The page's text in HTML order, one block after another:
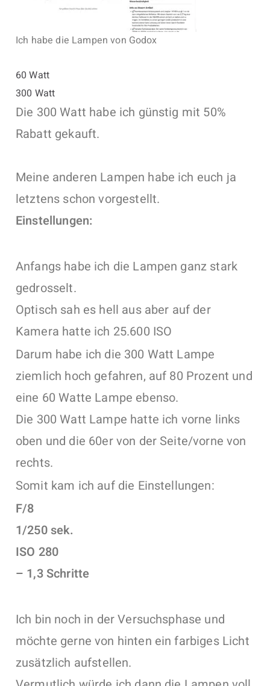
Ich habe die Lampen von Godox
60 Watt
300 Watt
Die 300 Watt habe ich günstig mit 50%
Rabatt gekauft.
Meine anderen Lampen habe ich euch ja
letztens schon vorgestellt.
Einstellungen:
Anfangs habe ich die Lampen ganz stark
gedrosselt.
Optisch sah es hell aus aber auf der
Kamera hatte ich 25.600 ISO
Darum habe ich die 300 Watt Lampe
ziemlich hoch gefahren, auf 80 Prozent und
eine 60 Watte Lampe ebenso.
Die 300 Watt Lampe hatte ich vorne links
oben und die 60er von der Seite/vorne von
rechts.
Somit kam ich auf die Einstellungen:
F/8
1/250 sek.
ISO 280
– 1,3 Schritte
Ich bin noch in der Versuchsphase und
möchte gerne von hinten ein farbiges Licht
zusätzlich aufstellen.